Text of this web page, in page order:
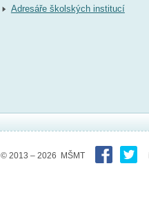
Adresáře školských institucí
© 2013 – 2026 MŠMT